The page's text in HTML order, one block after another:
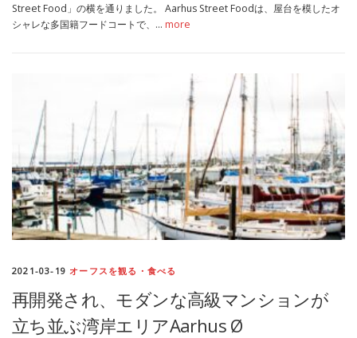
Street Food」の横を通りました。 Aarhus Street Foodは、屋台を模したオ
シャレな多国籍フードコートで、… more
2021-03-19 オーフスを観る・食べる
再開発され、モダンな高級マンションが
立ち並ぶ湾岸エリアAarhus Ø